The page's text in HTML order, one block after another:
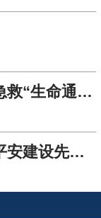
沧州“航空救援联盟”搭建空中急救“生命通道”
沧州新华区南皮县上榜省基层平安建设先进单位